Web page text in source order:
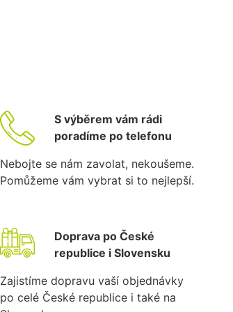
S výběrem vám rádi
poradíme po telefonu
Nebojte se nám zavolat, nekoušeme.
Pomůžeme vám vybrat si to nejlepší.
Doprava po České
republice i Slovensku
Zajistíme dopravu vaší objednávky
po celé České republice i také na